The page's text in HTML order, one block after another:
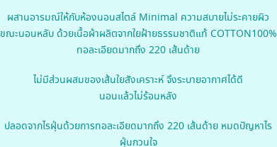
ผสานอารมณ์ให้กับห้องนอนสไตล์ Minimal ความสบายไม่ระคายผิว
ขณะนอนหลับ ด้วยเนื้อผ้าผลิตจากใยฝ้ายธรรมชาติแท้ COTTON100%
ทอละเอียดมากถึง 220 เส้นด้าย
ไม่มีส่วนผสมของเส้นใยสังเคราะห์ จึงระบายอากาศได้ดี
นอนแล้วไม่ร้อนหลัง
ปลอดจากไรฝุ่นด้วยการทอละเอียดมากถึง 220 เส้นด้าย หมดปัญหาไร
ฝุ่นกวนใจ